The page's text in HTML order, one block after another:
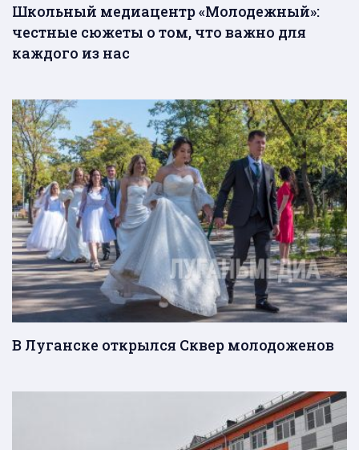
Школьный медиацентр «Молодежный»:
честные сюжеты о том, что важно для
каждого из нас
В Луганске открылся Сквер молодоженов